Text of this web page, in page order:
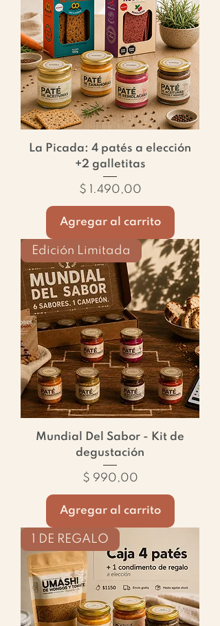
La Picada: 4 patés a elección
+2 galletitas
Precio
$ 1.490,00
Agregar al carrito
Edición Limitada
Mundial Del Sabor - Kit de
degustación
Precio
$ 990,00
Agregar al carrito
1 DE REGALO